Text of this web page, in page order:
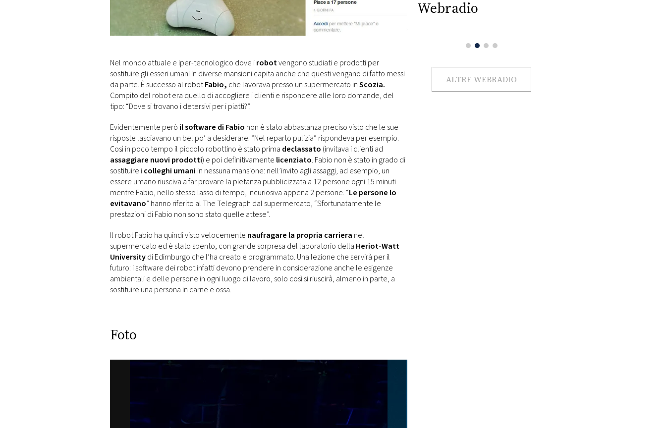
Nel mondo attuale e iper-tecnologico dove irobotvengono studiati e prodotti per
sostituire gli esseri umani in diverse mansioni capita anche che questi vengano di fatto messi
da parte. È successo al robotFabio, che lavorava presso un supermercato inScozia.
Compito del robot era quello di accogliere i clienti e rispondere alle loro domande, del
tipo: “Dove si trovano i detersivi per i piatti?”.
Evidentemente però il software di Fabio non è stato abbastanza preciso visto che le sue
risposte lasciavano un bel po’ a desiderare: “Nel reparto pulizia” rispondeva per esempio.
Così in poco tempo il piccolo robottino è stato prima declassato (invitava i clienti ad
assaggiare nuovi prodotti) e poi definitivamente licenziato. Fabio non è stato in grado di
sostituire icolleghi umani in nessuna mansione: nell’invito agli assaggi, ad esempio, un
essere umano riusciva a far provare la pietanza pubblicizzata a 12 persone ogni 15 minuti
mentre Fabio, nello stesso lasso di tempo, incuriosiva appena 2 persone. “Le persone lo
evitavano” hanno riferito al The Telegraph dal supermercato, “Sfortunatamente le
prestazioni di Fabio non sono stato quelle attese”.
Il robot Fabio ha quindi visto velocemente naufragare la propria carriera nel
supermercato ed è stato spento, con grande sorpresa del laboratorio della Heriot-Watt
Universitydi Edimburgo che l’ha creato e programmato. Una lezione che servirà per il
futuro: i software dei robot infatti devono prendere in considerazione anche le esigenze
ambientali e delle persone in ogni luogo di lavoro, solo così si riuscirà, almeno in parte, a
sostituire una persona in carne e ossa.
Foto
Webradio
ALTRE WEBRADIO